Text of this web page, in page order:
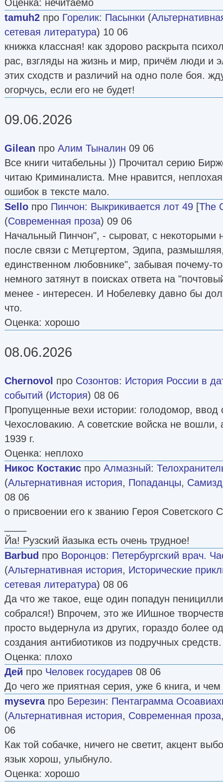
Оценка: нечитаемо
tamuh2 про Горелик: Пасынки (
сетевая литература) 10 06
книжка классная! как здорово раскрыта
рас, взгляды на жизнь и мир, причём люди и
этих сходств и различий на одно поле боя.
огорчусь, если его не будет!
09.06.2026
Gilean про Алим Тыналин 09 06
Все книги читабельны )) Прочитал серию
читаю Криминалиста. Мне нравится,
ошибок в тексте мало.
Sello про Пинчон: Выкрикивается лот 49 [The
(Современная проза) 09 06
Начальный Пинчон", - сыроват, с некоторыми
после связи с Метцгертом, Эдипа,
единственном любовнике", забывая почему-
немного затянут в поисках ответа на
менее - интересен. И Нобелевку давно бы
что.
Оценка: хорошо
08.06.2026
Chernovol про Созонтов: История России в
событий (История) 08 06
Пропущенные вехи истории: голодомор, ввод
Чехословакию. А советские войска не
1939 г.
Оценка: неплохо
Никос Костакис про Алмазный:
(Альтернативная история, Попаданцы,
08 06
о присвоении его к званию Героя Советского
Йа! Рузский йазыка есть очень трудное!
Barbud про Воронцов: Петербургский врач.
(Альтернативная история, Исторические
сетевая литература) 08 06
Да что же такое, еще один попадун
собрался!) Впрочем, это же ИИшное
просто выдернула из других, гораздо более
создания антибиотиков из подручных средств.
Оценка: плохо
Дей про Человек государев 08 06
До чего же приятная серия, уже 6 книга, и
mysevraпро Березин: Пентаграмма
(Альтернативная история, Современная проза
06
Как той собачке, ничего не светит, акцент
язык хорош, улыбнуло.
Оценка: хорошо